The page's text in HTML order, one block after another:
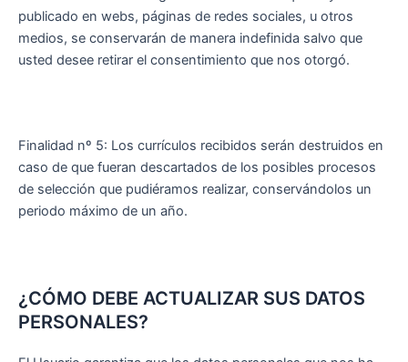
publicado en webs, páginas de redes sociales, u otros
medios, se conservarán de manera indefinida salvo que
usted desee retirar el consentimiento que nos otorgó.
Finalidad nº 5: Los currículos recibidos serán destruidos en
caso de que fueran descartados de los posibles procesos
de selección que pudiéramos realizar, conservándolos un
periodo máximo de un año.
¿CÓMO DEBE ACTUALIZAR SUS DATOS
PERSONALES?